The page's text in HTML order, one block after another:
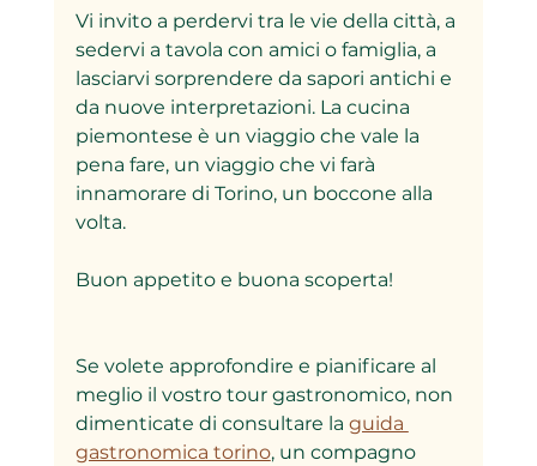
Vi invito a perdervi tra le vie della città, a
sedervi a tavola con amici o famiglia, a
lasciarvi sorprendere da sapori antichi e
da nuove interpretazioni. La cucina
piemontese è un viaggio che vale la
pena fare, un viaggio che vi farà
innamorare di Torino, un boccone alla
volta.
Buon appetito e buona scoperta!
Se volete approfondire e pianificare al
meglio il vostro tour gastronomico, non
dimenticate di consultare la guida
gastronomica torino, un compagno